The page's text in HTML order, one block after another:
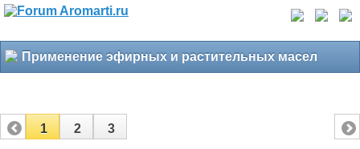
Применение эфирных и растительных масел
1 2 3